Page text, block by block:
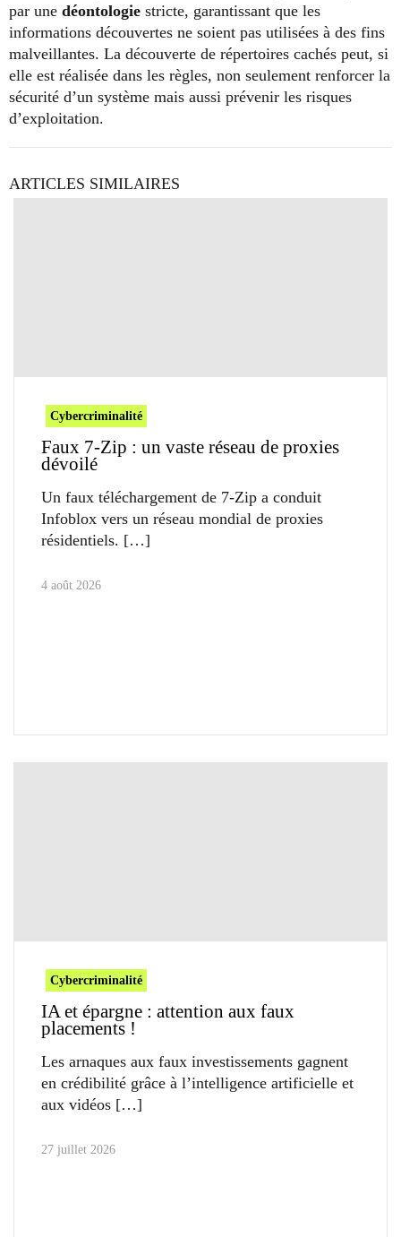
par une déontologie stricte, garantissant que les
informations découvertes ne soient pas utilisées à des fins
malveillantes. La découverte de répertoires cachés peut, si
elle est réalisée dans les règles, non seulement renforcer la
sécurité d’un système mais aussi prévenir les risques
d’exploitation.
ARTICLES SIMILAIRES
Cybercriminalité
Faux 7-Zip : un vaste réseau de proxies
dévoilé
Un faux téléchargement de 7-Zip a conduit
Infoblox vers un réseau mondial de proxies
résidentiels.
4 août 2026
Cybercriminalité
IA et épargne : attention aux faux
placements !
Les arnaques aux faux investissements gagnent
en crédibilité grâce à l’intelligence artificielle et
aux vidéos
27 juillet 2026